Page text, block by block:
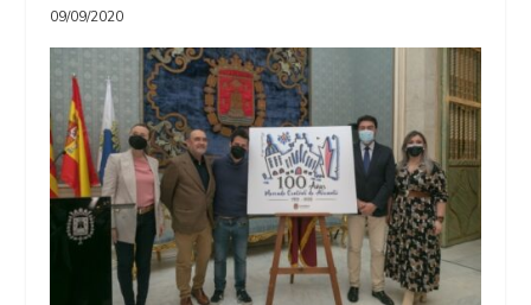
09/09/2020